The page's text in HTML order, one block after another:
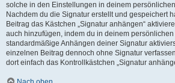
solche in den Einstellungen in deinem
Nachdem du die Signatur erstellt und gespeichert
Beitrag das Kästchen „Signatur anhängen“
auch hinzufügen, indem du in deinem
standardmäßige Anhängen deiner Signatur
einzelnen Beitrag dennoch ohne Signatur
dort einfach das Kontrollkästchen „Signatur